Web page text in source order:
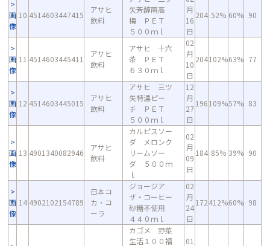
画
像
10 4514603447415
アサヒ
飲料
矢芳醇南高
梅 ＰＥＴ
５００ｍｌ
月
16
日
204 52% 60% 90
画
像
11 4514603445411
アサヒ
飲料
アサヒ 十六
茶 ＰＥＴ
６３０ｍｌ
02
月
10
日
204102%63% 77
画
像
12 4514603445015
アサヒ
飲料
アサヒ 三ツ
矢特濃ピー
チ ＰＥＴ
５００ｍｌ
12
月
27
日
196109%57% 83
画
像
13 4901340082946
アサヒ
飲料
カルピスソー
ダ メロンク
リームソー
ダ ５００ｍ
ｌ
02
月
09
日
184 85% 39% 90
画
像
14 4902102154789
日本コ
カ・コ
ーラ
ジョージア
ザ・コーヒー
砂糖不使用
４４０ｍｌ
02
月
24
日
172412%60% 98
カゴメ 野菜
生活１００福
01